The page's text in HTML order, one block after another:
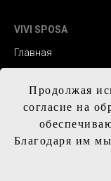
Продолжая
согласие на
Благодаря им
VIVI SPOSA
Главная
Контакты